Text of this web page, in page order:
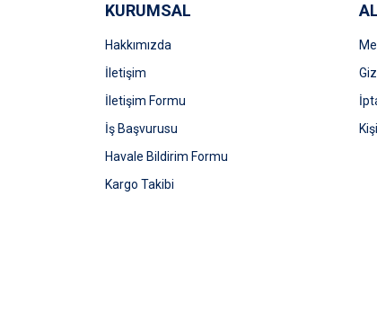
KURUMSAL
Hakkımızda
İletişim
İletişim Formu
İş Başvurusu
Havale Bildirim Formu
Kargo Takibi